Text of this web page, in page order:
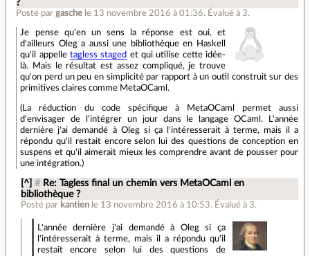
?
Posté pargasche le 13 novembre 2016 à 01:36. Évalué à 3.
Je pense qu'en un sens la réponse est oui, et
d'ailleurs Oleg a aussi une bibliothèque en Haskell
qu'il appelletagless staged et qui utilise cette idée-
là. Mais le résultat est assez compliqué, je trouve
qu'on perd un peu en simplicité par rapport à un outil construit sur des
primitives claires comme MetaOCaml.
(La réduction du code spécifique à MetaOCaml permet aussi
d'envisager de l'intégrer un jour dans le langage OCaml. L'année
dernière j'ai demandé à Oleg si ça l'intéresserait à terme, mais il a
répondu qu'il restait encore selon lui des questions de conception en
suspens et qu'il aimerait mieux les comprendre avant de pousser pour
une intégration.)
[^] # Re: Tagless final un chemin vers MetaOCaml en
bibliothèque ?
Posté par kantien le 13 novembre 2016 à 10:53. Évalué à 3.
L'année dernière j'ai demandé à Oleg si ça
l'intéresserait à terme, mais il a répondu qu'il
restait encore selon lui des questions de